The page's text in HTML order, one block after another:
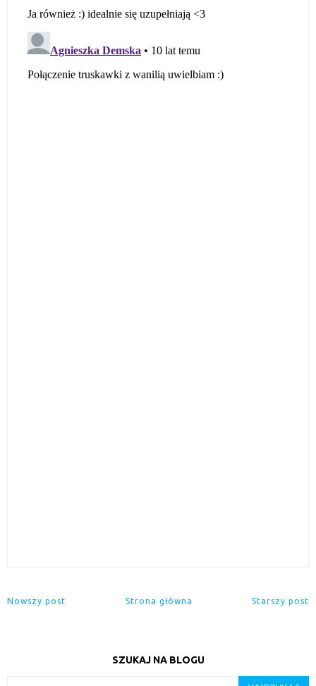
Nowszy post Starszy post
Strona główna
SZUKAJ NA BLOGU